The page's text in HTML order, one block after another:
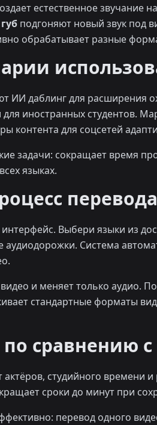
естественное звучание
подгоняют новый звук под
обрабатывает разные
ИИ даблинг для расширения
иностранных студентов.
контента для соцсетей
задачи: сокращает время
языках.
перевода
Выбери языки из
аудиодорожки. Система
видео и меняет только аудио.
стандартные форматы
сравнению
студийного
сроки до минут при
перевод одного